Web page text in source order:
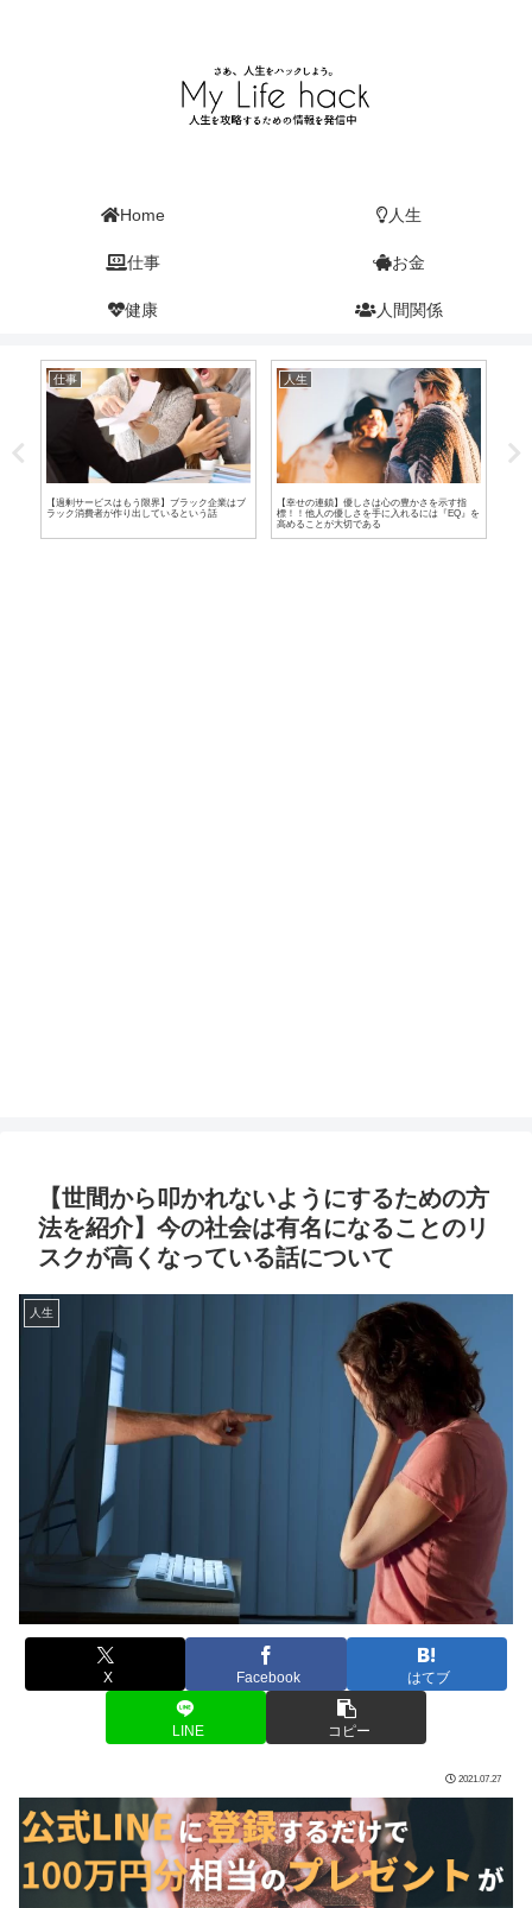
Home 人生
仕事 お金
健康 人間関係
人生
【付き合う人を変えれば自分の人生も変わる】
周りの5人の平均があなたを決める『5人の法
お金
【富裕層の境目は0.28BTC以上】BitCoin（ビッ
トコイン）は最低でも必ず『0.01BTCだけ』は
手に入れておくべき話
【世間から叩かれないようにするための方
法を紹介】今の社会は有名になることのリ
スクが高くなっている話について
人生
X Facebook はてブ
LINE コピー
2021.07.27